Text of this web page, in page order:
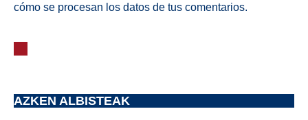
cómo se procesan los datos de tus comentarios.
AZKEN ALBISTEAK